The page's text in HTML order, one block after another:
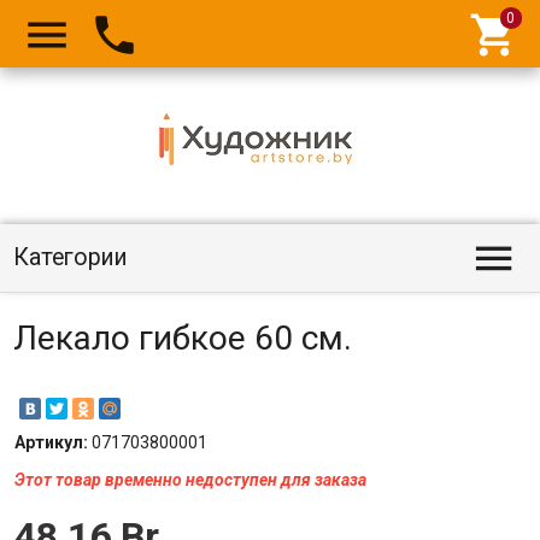
  
Категории 
Лекало гибкое 60 см.
Артикул: 071703800001
Этот товар временно недоступен для заказа